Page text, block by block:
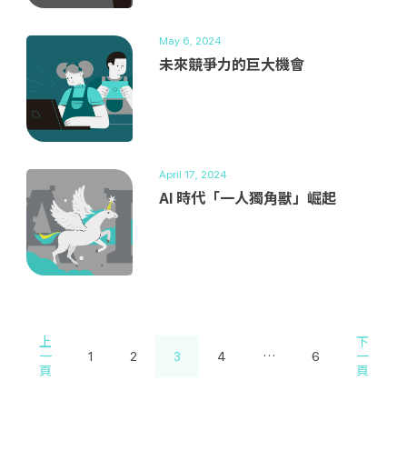
May 6, 2024
未來競爭力的巨大機會
April 17, 2024
AI 時代「一人獨角獸」崛起
上
一
頁
1 2 3 4 … 6
下
一
頁